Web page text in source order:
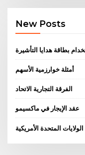
New Posts
بطاقة هدايا التأشيرة
أمثلة خوارزمية الأسهم
الفرقة التجارية الاتحاد
عقد الإيجار في ماكسيمو
المتحدة الأمريكية